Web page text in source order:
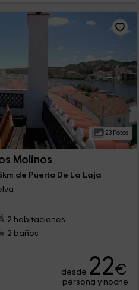
23 Fotos
Molinos
de Puerto De La Laja
2 habitaciones
2 baños
desde 22€
persona y noche